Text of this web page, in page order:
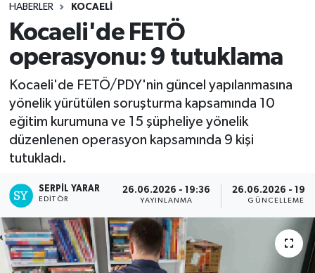
HABERLER KOCAELI
Kocaeli'de FETÖ
operasyonu: 9 tutuklama
Kocaeli'de FETÖ/PDY'nin güncel yapılanmasına
yönelik yürütülen soruşturma kapsamında 10
eğitim kurumuna ve 15 şüpheliye yönelik
düzenlenen operasyon kapsamında 9 kişi
tutukladı.
SERPİL YARAR
EDITÖR
26.06.2026 - 19:36
YAYINLANMA
26.06.2026 -
GÜNCELLEME